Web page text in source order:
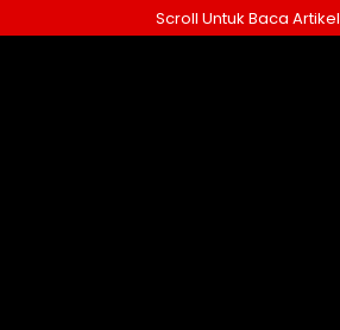
ke
Scroll Untuk Baca Artikel